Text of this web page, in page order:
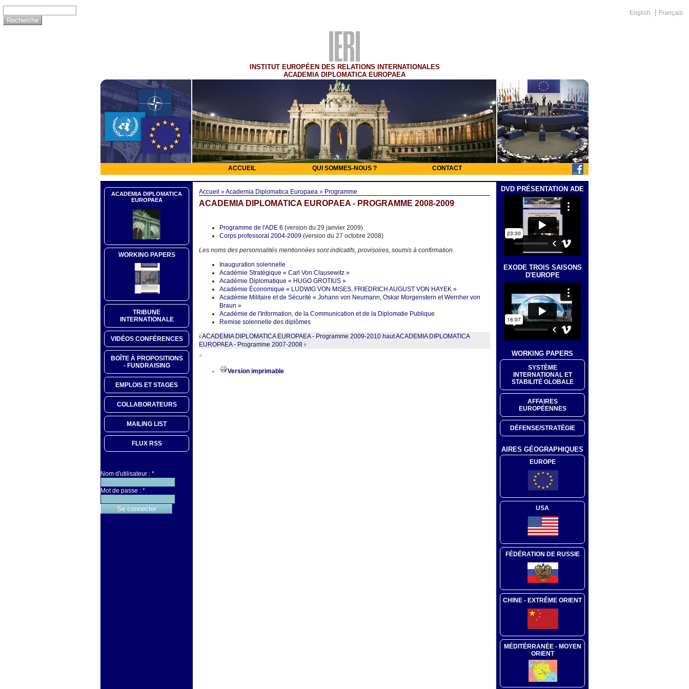
English Français
INSTITUT EUROPÉEN DES RELATIONS INTERNATIONALES
ACADEMIA DIPLOMATICA EUROPAEA
ACCUEIL QUI SOMMES-NOUS ? CONTACT
ACADEMIA DIPLOMATICA
EUROPAEA
WORKING PAPERS
TRIBUNE
INTERNATIONALE
VIDÉOS CONFÉRENCES
BOÎTE À PROPOSITIONS
- FUNDRAISING
EMPLOIS ET STAGES
COLLABORATEURS
MAILING LIST
FLUX RSS
Nom d'utilisateur : *
Mot de passe : *
Accueil »Academia Diplomatica Europaea » Programme
ACADEMIA DIPLOMATICA EUROPAEA - PROGRAMME 2008-2009
Programme de l'ADE 6 (version du 29 janvier 2009)
Corps professoral 2004-2009 (version du 27 octobre 2008)
Les noms des personnalités mentionnées sont indicatifs, provisoires, soumis à confirmation.
Inauguration solennelle
Académie Stratégique « Carl Von Clausewitz »
Académie Diplomatique « HUGO GROTIUS »
Académie Économique « LUDWIG VON MISES, FRIEDRICH AUGUST VON HAYEK »
Académie Militaire et de Sécurité « Johann von Neumann, Oskar Morgenstern et Wernher von
Braun »
Académie de l'Information, de la Communication et de la Diplomatie Publique
Remise solennelle des diplômes
‹ ACADEMIA DIPLOMATICA EUROPAEA - Programme 2009-2010 hautACADEMIA DIPLOMATICA
EUROPAEA - Programme 2007-2008 ›
»
Version imprimable
DVD PRÉSENTATION ADE
EXODE TROIS SAISONS
D'EUROPE
WORKING PAPERS
SYSTÈME
INTERNATIONAL ET
STABILITÉ GLOBALE
AFFAIRES
EUROPÉENNES
DÉFENSE/STRATÉGIE
AIRES GÉOGRAPHIQUES
EUROPE
USA
FÉDÉRATION DE RUSSIE
CHINE - EXTRÊME ORIENT
MÉDITÉRRANÉE - MOYEN
ORIENT